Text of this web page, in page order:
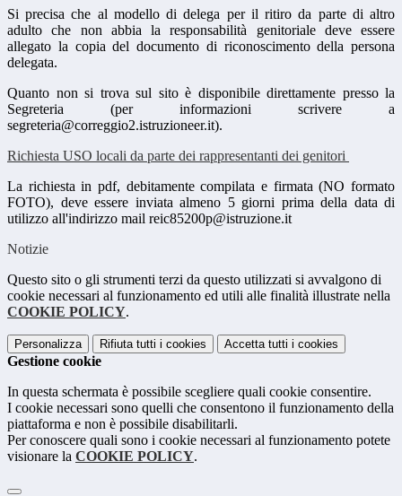
Si precisa che al modello di delega per il ritiro da parte di altro
adulto che non abbia la responsabilità genitoriale deve essere
allegato la copia del documento di riconoscimento della persona
delegata.
Quanto non si trova sul sito è disponibile direttamente presso la
Segreteria (per informazioni scrivere a
segreteria@correggio2.istruzioneer.it).
Richiesta USO locali da parte dei rappresentanti dei genitori
La richiesta in pdf, debitamente compilata e firmata (NO formato
FOTO), deve essere inviata almeno 5 giorni prima della data di
utilizzo all'indirizzo mail reic85200p@istruzione.it
Notizie
Questo sito o gli strumenti terzi da questo utilizzati si avvalgono di
cookie necessari al funzionamento ed utili alle finalità illustrate nella
COOKIE POLICY.
Personalizza Rifiuta tutti i cookies Accetta tutti i cookies
Gestione cookie
In questa schermata è possibile scegliere quali cookie consentire.
I cookie necessari sono quelli che consentono il funzionamento della
piattaforma e non è possibile disabilitarli.
Per conoscere quali sono i cookie necessari al funzionamento potete
visionare la COOKIE POLICY.